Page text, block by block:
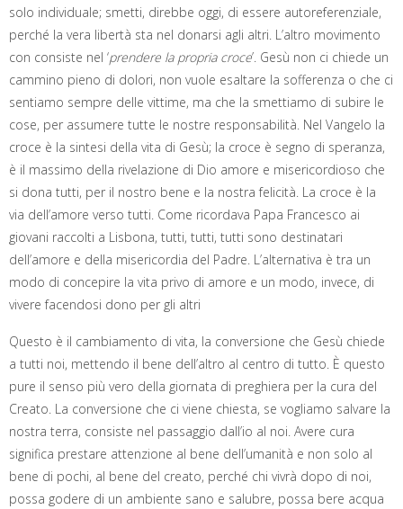
solo individuale; smetti, direbbe oggi, di essere autoreferenziale,
perché la vera libertà sta nel donarsi agli altri. L’altro movimento
con consiste nel ‘prendere la propria croce’. Gesù non ci chiede un
cammino pieno di dolori, non vuole esaltare la sofferenza o che ci
sentiamo sempre delle vittime, ma che la smettiamo di subire le
cose, per assumere tutte le nostre responsabilità. Nel Vangelo la
croce è la sintesi della vita di Gesù; la croce è segno di speranza,
è il massimo della rivelazione di Dio amore e misericordioso che
si dona tutti, per il nostro bene e la nostra felicità. La croce è la
via dell’amore verso tutti. Come ricordava Papa Francesco ai
giovani raccolti a Lisbona, tutti, tutti, tutti sono destinatari
dell’amore e della misericordia del Padre. L’alternativa è tra un
modo di concepire la vita privo di amore e un modo, invece, di
vivere facendosi dono per gli altri
Questo è il cambiamento di vita, la conversione che Gesù chiede
a tutti noi, mettendo il bene dell’altro al centro di tutto. È questo
pure il senso più vero della giornata di preghiera per la cura del
Creato. La conversione che ci viene chiesta, se vogliamo salvare la
nostra terra, consiste nel passaggio dall’io al noi. Avere cura
significa prestare attenzione al bene dell’umanità e non solo al
bene di pochi, al bene del creato, perché chi vivrà dopo di noi,
possa godere di un ambiente sano e salubre, possa bere acqua